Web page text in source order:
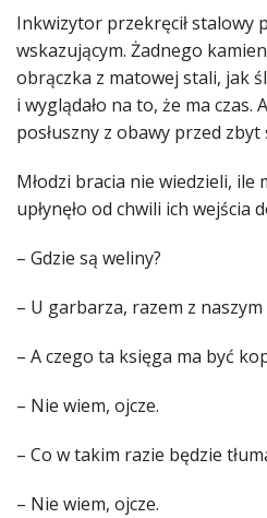
Inkwizytor przekręcił stalowy
wskazującym. Żadnego
obrączka z matowej stali, jak
i wyglądało na to, że ma czas.
posłuszny z obawy przed
Młodzi bracia nie wiedzieli, ile
upłynęło od chwili ich wejścia
– Gdzie są weliny?
– U garbarza, razem z naszym
– A czego ta księga ma być
– Nie wiem, ojcze.
– Co w takim razie będzie
– Nie wiem, ojcze.